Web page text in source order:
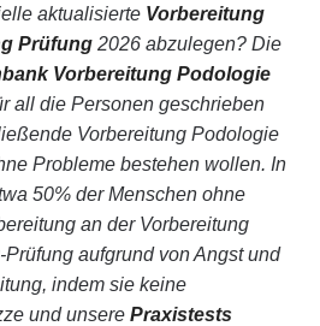
aktualisierte Vorbereitung
Prüfung 2026 abzulegen? Die
Vorbereitung Podologie
all die Personen geschrieben
Vorbereitung Podologie
Probleme bestehen wollen. In
50% der Menschen ohne
an der Vorbereitung
aufgrund von Angst und
indem sie keine
und unsere Praxistests